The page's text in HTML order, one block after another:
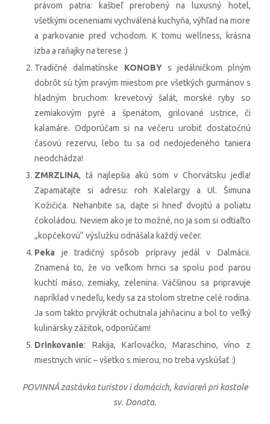
právom patria: kaštieľ prerobený na luxusný hotel,
všetkými oceneniami vychválená kuchyňa, výhľad na more
a parkovanie pred vchodom. K tomu wellness, krásna
izba a raňajky na terese :)
Tradičné dalmatínske KONOBY s jedálničkom plným
dobrôt sú tým pravým miestom pre všetkých gurmánov s
hladným bruchom: krevetový šalát, morské ryby so
zemiakovým pyré a špenátom, grilované ustrice, či
kalamáre. Odporúčam si na večeru urobiť dostatočnú
časovú rezervu, lebo tu sa od nedojedeného taniera
neodchádza!
ZMRZLINA, tá najlepšia akú som v Chorvátsku jedla!
Zapamätajte si adresu: roh Kalelargy a Ul. Šimuna
Kožičića. Nehanbite sa, dajte si hneď dvojitú a poliatu
čokoládou. Neviem ako je to možné, no ja som si odtiaľto
„kopčekovú“ výslužku odnášala každý večer.
Peka je tradičný spôsob prípravy jedál v Dalmácii.
Znamená to, že vo veľkom hrnci sa spolu pod parou
kuchtí mäso, zemiaky, zelenina. Väčšinou sa pripravuje
napríklad v nedeľu, kedy sa za stolom stretne celé rodina.
Ja som takto prvýkrát ochutnala jahňacinu a bol to veľký
kulinársky zážitok, odporúčam!
Drinkovanie: Rakija, Karlovačko, Maraschino, víno z
miestnych viníc – všetko s mierou, no treba vyskúšať :)
POVINNÁ zastávka turistov i domácich, kaviareň pri kostole
sv. Donata.